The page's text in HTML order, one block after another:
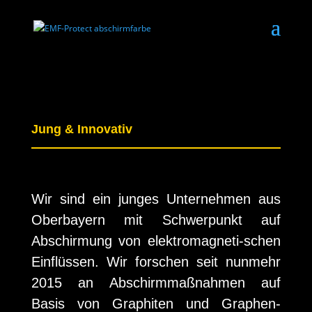
Jung & Innovativ
Wir sind ein junges Unternehmen aus
Oberbayern mit Schwerpunkt auf
Abschirmung von elektromagneti-schen
Einflüssen. Wir forschen seit nunmehr
2015 an Abschirmmaßnahmen auf
Basis von Graphiten und Graphen-